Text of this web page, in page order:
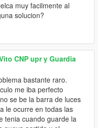
muy facilmente al
solucion?
CNP upr y Guardia
bastante raro.
me iba perfecto
se be la barra de luces
le ocurre en todas las
tenia cuando guarde la